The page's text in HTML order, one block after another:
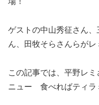
ゲストの中山秀征さん
ん、田牧そらさんらがレ
この記事では、平野レ
ニュー 食べればティラ